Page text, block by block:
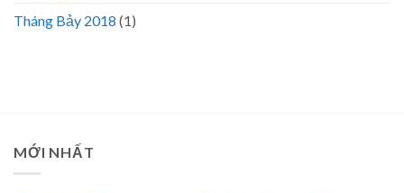
Tháng Bảy 2018 (1)
MỚI NHẤT